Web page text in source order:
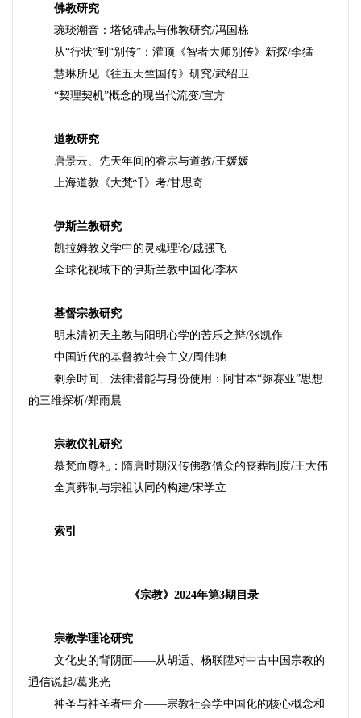
佛教研究
琬琰潮音： 塔铭碑志与佛教研究/冯国栋
从“行状”到“别传”： 灌顶《智者大师别传》新探/李猛
慧琳所见《往五天竺国传》研究/武绍卫
“契理契机”概念的现当代流变/宣方
道教研究
唐景云、先天年间的睿宗与道教/王媛媛
上海道教《大梵忏》考/甘思奇
伊斯兰教研究
凯拉姆教义学中的灵魂理论/戚强飞
全球化视域下的伊斯兰教中国化/李林
基督宗教研究
明末清初天主教与阳明心学的苦乐之辩/张凯作
中国近代的基督教社会主义/周伟驰
剩余时间、法律潜能与身份使用 ： 阿甘本“弥赛亚”思想
的三维探析/郑雨晨
宗教仪礼研究
慕梵而尊礼： 隋唐时期汉传佛教僧众的丧葬制度/王大伟
全真葬制与宗祖认同的构建/宋学立
索引
《宗教》 2024年第3期目录
宗教学理论研究
文化史的背阴面——从胡适、杨联 陞对中古中国宗教的
通信说起/葛兆光
神圣与神圣者中介——宗教社会学中国化的核心概念和